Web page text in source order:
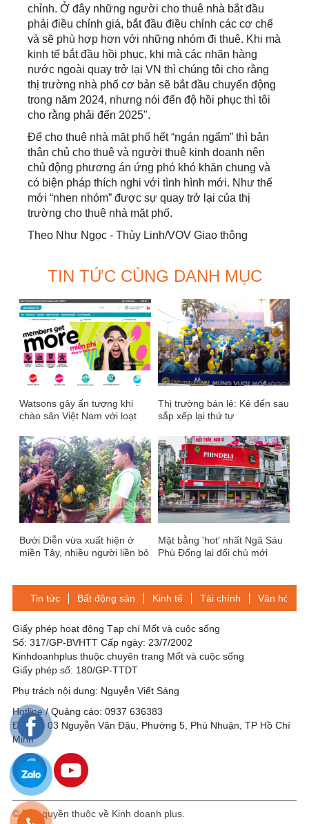
chỉnh. Ở đây những người cho thuê nhà bắt đầu
phải điều chỉnh giá, bắt đầu điều chỉnh các cơ chế
và sẽ phù hợp hơn với những nhóm đi thuê. Khi mà
kinh tế bắt đầu hồi phục, khi mà các nhãn hàng
nước ngoài quay trở lại VN thì chúng tôi cho rằng
thị trường nhà phố cơ bản sẽ bắt đầu chuyển động
trong năm 2024, nhưng nói đến độ hồi phục thì tôi
cho rằng phải đến 2025".
Để cho thuê nhà mặt phố hết “ngán ngẩm” thì bản
thân chủ cho thuê và người thuê kinh doanh nên
chủ động phương án ứng phó khó khăn chung và
có biện pháp thích nghi với tình hình mới. Như thế
mới “nhen nhóm” được sự quay trở lại của thị
trường cho thuê nhà mặt phố.
Theo Như Ngọc - Thùy Linh/VOV Giao thông
TIN TỨC CÙNG DANH MỤC
Watsons gây ấn tượng khi
chào sân Việt Nam với loạt
Thị trường bán lẻ: Kẻ đến sau
sắp xếp lại thứ tự
Bưởi Diễn vừa xuất hiện ở
miền Tây, nhiều người liền bỏ
Mặt bằng 'hot' nhất Ngã Sáu
Phù Đổng lại đổi chủ mới
Tin tức Bất động sản Kinh tế Tài chính Văn hóa-
Giấy phép hoạt động Tạp chí Mốt và cuộc sống
Số: 317/GP-BVHTT Cấp ngày: 23/7/2002
Kinhdoanhplus thuộc chuyên trang Mốt và cuộc sống
Giấy phép số: 180/GP-TTDT
Phụ trách nội dung: Nguyễn Viết Sáng
Hotline / Quảng cáo: 0937 636383
Địa chỉ: 03 Nguyễn Văn Đậu, Phường 5, Phú Nhuận, TP Hồ Chí
Minh
© Bản quyền thuộc về Kinh doanh plus.